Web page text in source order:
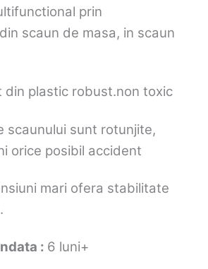
prin
scaun de masa, in scaun
din plastic robust.non toxic
scaunului sunt rotunjite,
orice posibil accident
mari ofera stabilitate
: 6 luni+